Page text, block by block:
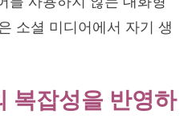
소셜 미디어에서 자기 생
복잡성을 반영하